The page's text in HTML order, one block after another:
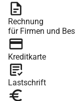
Rechnung
für Firmen und
Kreditkarte
Lastschrift